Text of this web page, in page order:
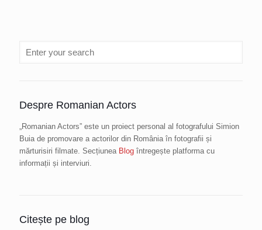
Despre Romanian Actors
„Romanian Actors” este un proiect personal al fotografului Simion
Buia de promovare a actorilor din România în fotografii și
mărturisiri filmate. Secțiunea Blog întregește platforma cu
informații și interviuri.
Citește pe blog